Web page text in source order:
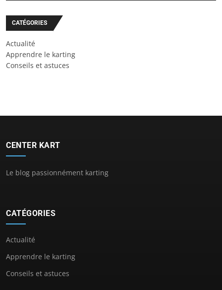
CATÉGORIES
Actualité
Apprendre le karting
Conseils et astuces
CENTER KART
Le blog passionnément karting
CATÉGORIES
Actualité
Apprendre le karting
Conseils et astuces